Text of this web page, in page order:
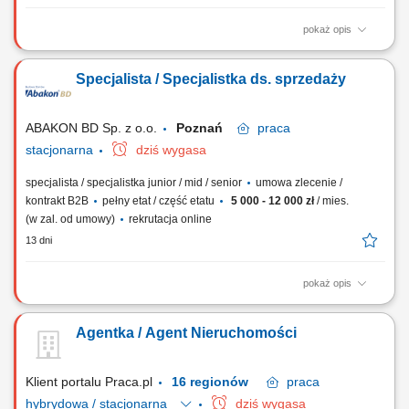
pokaż opis
Obsługa transakcji nieruchomości na zasadzie wyłączności. Rozwijanie
zaawansowanych). Budowanie własnej marki na rynku dzięki wsparciu
marketingowemu i technologicznemu. Nawiązywanie relacji z klientami
Specjalista / Specjalistka ds. sprzedaży
ABAKON BD Sp. z o.o. Poznań
praca
stacjonarna
dziś wygasa
specjalista / specjalistka junior / mid / senior
umowa zlecenie /
kontrakt B2B
pełny etat / część etatu 5 000 - 12 000 zł/ mies.
(w zal. od umowy)
rekrutacja online
13 dni
pokaż opis
Zakres Obowiązków Prezentacja produktów i rozwiązań dotyczących
z klientami oraz negocjacje warunków umów. Aktywna realizacja
wyznaczonych celów sprzedażowych. Dbanie o budowanie i
Agentka / Agent Nieruchomości
Klient portalu Praca.pl
praca
hybrydowa / stacjonarna
dziś wygasa